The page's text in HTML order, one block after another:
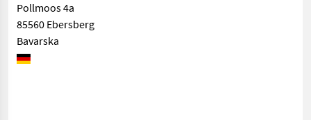
Pollmoos 4a
85560 Ebersberg
Bavarska